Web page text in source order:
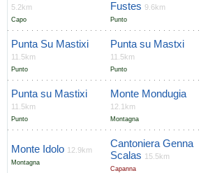
5.2km
Capo
Fustes 9.6km
Punto
Punta Su Mastixi
11.5km
Punto
Punta su Mastxi
11.5km
Punto
Punta su Mastixi
11.5km
Punto
Monte Mondugia
12.1km
Montagna
Monte Idolo 12.9km
Montagna
Cantoniera Genna
Scalas 15.5km
Capanna